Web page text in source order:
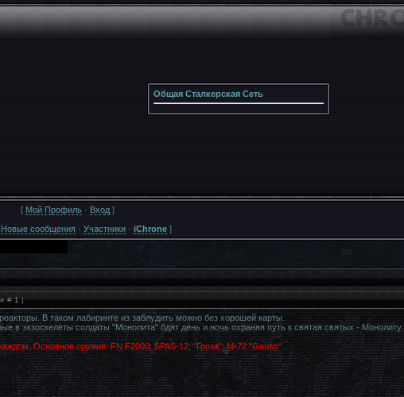
Общая Сталкерская Сеть
[ Мой Профиль · Вход ]
Новые сообщения · Участники · iChrone ]
# 1 |
В таком лабиринте из заблудить можно без хорошей карты.
в экзоскелеты солдаты "Монолита" бдят день и ночь охраняя путь к святая святых - Монолиту.
Основное оружие: FN F2000; SPAS-12; "Гроза"; М-72 "Gauss"